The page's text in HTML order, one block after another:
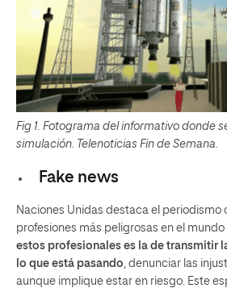
Fig 1. Fotograma del informativo donde
simulación. Telenoticias Fin de Semana.
Fake news
Naciones Unidas destaca el periodismo
profesiones más peligrosas en el mundo
estos profesionales es la de transmitir
lo que está pasando , denunciar las
aunque implique estar en riesgo. Este